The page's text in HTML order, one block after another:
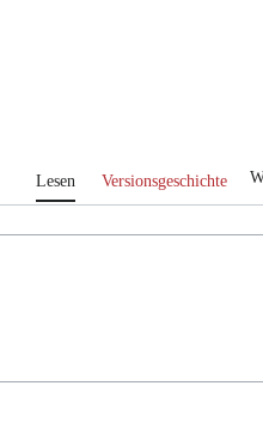
Lesen Versionsgeschichte